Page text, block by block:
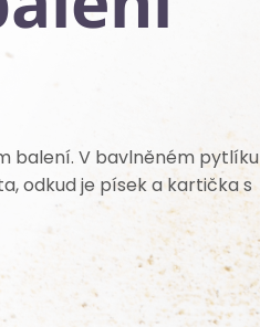
balení. V bavlněném pytlíku
odkud je písek a kartička s